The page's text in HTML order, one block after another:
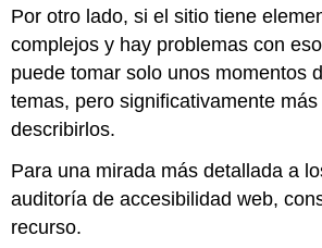
Por otro lado, si el sitio tiene
complejos y hay problemas con
puede tomar solo unos momentos
temas, pero significativamente
describirlos.
Para una mirada más detallada a
auditoría de accesibilidad web,
recurso.